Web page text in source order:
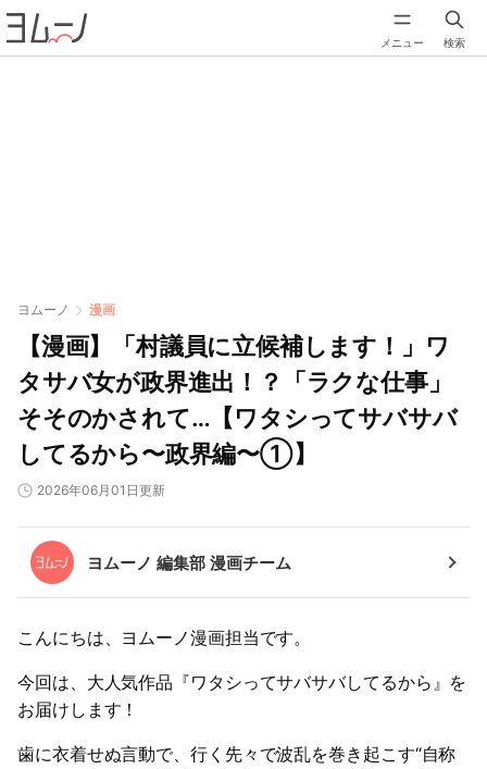
メニュー 検索
ヨムーノ 漫画
【漫画】「村議員に立候補します！」ワ
タサバ女が政界進出！？「ラクな仕事」
そそのかされて…【ワタシってサバサバ
してるから〜政界編〜①】
2026年06月01日更新
ヨムーノ 編集部 漫画チーム
こんにちは、ヨムーノ漫画担当です。
今回は、大人気作品『ワタシってサバサバしてるから』を
お届けします！
歯に衣着せぬ言動で、行く先々で波乱を巻き起こす“自称